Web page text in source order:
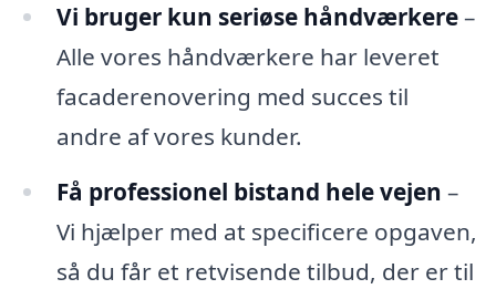
Vi bruger kun seriøse håndværkere–
Alle vores håndværkere har leveret
facaderenovering med succes til
andre af vores kunder.
Få professionel bistand hele vejen –
Vi hjælper med at specificere opgaven,
så du får et retvisende tilbud, der er til